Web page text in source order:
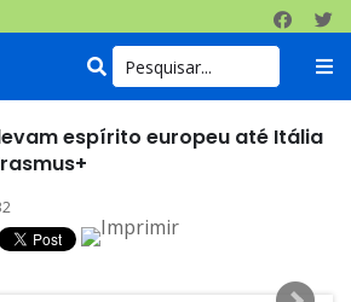
espírito europeu até Itália